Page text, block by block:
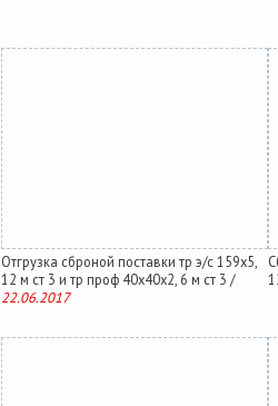
Отгрузка сброной поставки тр э/с 159х5,
12 м ст 3 и тр проф 40х40х2, 6 м ст 3 /
22.06.2017